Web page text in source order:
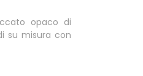
opaco di
su misura con